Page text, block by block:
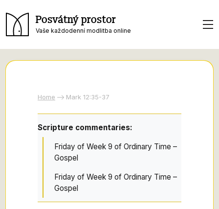
Posvátný prostor
Vaše každodenní modlitba online
Home Mark 12:35-37
Scripture commentaries:
Friday of Week 9 of Ordinary Time –
Gospel
Friday of Week 9 of Ordinary Time –
Gospel